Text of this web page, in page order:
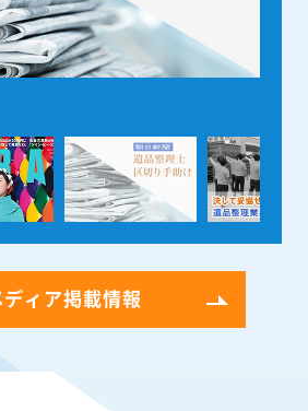
ディア掲載情報